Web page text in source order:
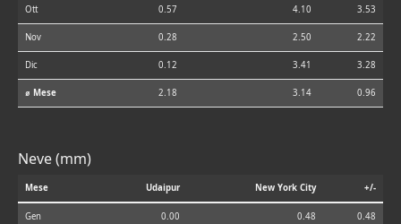
Ott 0.57 4.10 3.53
Nov 0.28 2.50 2.22
Dic 0.12 3.41 3.28
⌀ Mese 2.18 3.14 0.96
Neve (mm)
Mese Udaipur New York City +/-
Gen 0.00 0.48 0.48